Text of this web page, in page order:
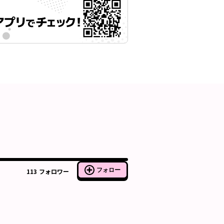
113 フォロワー フォロー